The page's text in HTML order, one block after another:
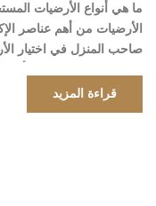
ما هي أنواع الأرضيات
الأرضيات من أهم عناصر
صاحب المنزل في اختيار
الأرضيات […]
قراءة المزيد